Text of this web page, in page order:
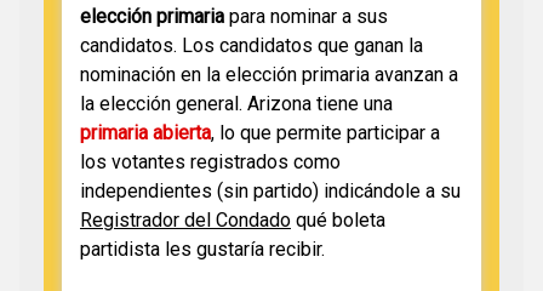
elección primaria para nominar a sus
candidatos. Los candidatos que ganan la
nominación en la elección primaria avanzan a
la elección general. Arizona tiene una
primaria abierta, lo que permite participar a
los votantes registrados como
independientes (sin partido) indicándole a su
Registrador del Condado qué boleta
partidista les gustaría recibir.